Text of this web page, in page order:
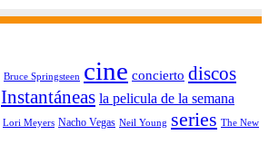
Bruce Springsteen cine concierto discos
Instantáneas la pelicula de la semana
Lori Meyers Nacho Vegas Neil Young series The New